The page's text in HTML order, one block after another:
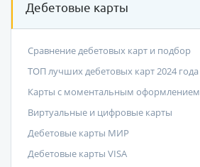
Дебетовые карты
Сравнение дебетовых карт и подбор
ТОП лучших дебетовых карт 2024 года
Карты с моментальным оформлением
Виртуальные и цифровые карты
Дебетовые карты МИР
Дебетовые карты VISA